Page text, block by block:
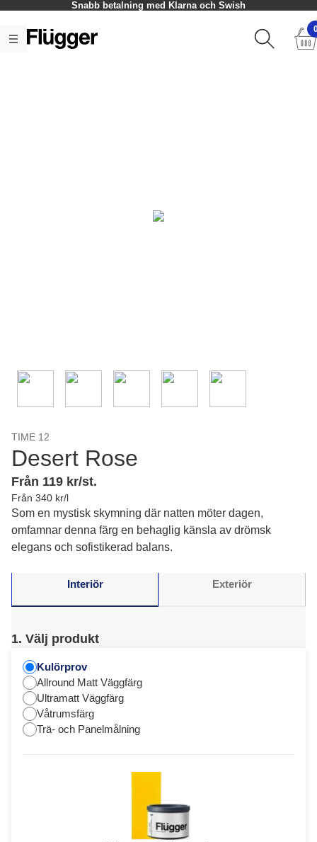
Snabb betalning med Klarna och Swish
TIME 12
Desert Rose
Från 119 kr/st.
Från 340 kr/l
Som en mystisk skymning där natten möter dagen,
omfamnar denna färg en behaglig känsla av drömsk
elegans och sofistikerad balans.
Interiör Exteriör
1. Välj produkt
Kulörprov
Allround Matt Väggfärg
Ultramatt Väggfärg
Våtrumsfärg
Trä- och Panelmålning